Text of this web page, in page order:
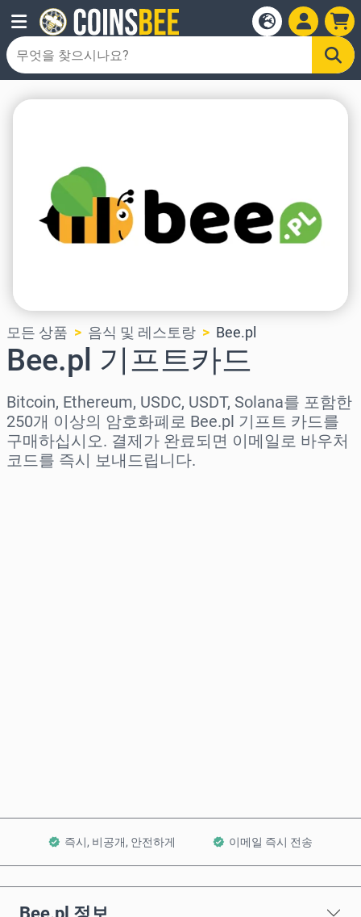
모든 상품 음식 및 레스토랑 Bee.pl
Bee.pl 기프트카드
Bitcoin, Ethereum, USDC, USDT, Solana를 포함한
250개 이상의 암호화폐로 Bee.pl 기프트 카드를
구매하십시오. 결제가 완료되면 이메일로 바우처
코드를 즉시 보내드립니다.
즉시, 비공개, 안전하게 이메일 즉시 전송